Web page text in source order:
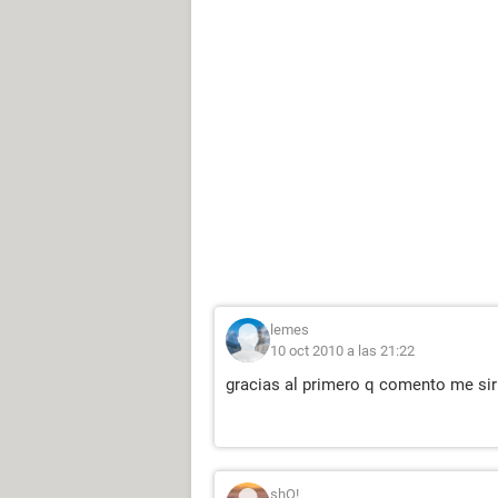
lemes
10 oct 2010 a las 21:22
gracias al primero q comento me
shO!